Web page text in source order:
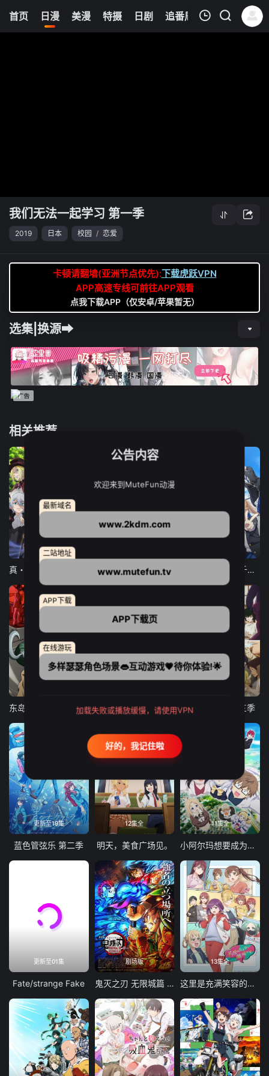
首页 日漫 美漫 特摄 日剧 追番周表 今日更新
8
我们无法一起学习 第一季
2019 日本 校园 / 恋爱
卡顿请翻墙(亚洲节点优先):下载虎跃VPN
APP高速专线可前往APP观看
点我下载APP（仅安卓/苹果暂无）
选集|换源➡
相关推荐
12集全
东京猫猫 NEW～♡ 弹珠汽水瓶里的千岁同学
东岛丹三郎想成为假面骑士 古诺希亚 致不灭的你 第三季
更新至19集
蓝色管弦乐 第二季
12集全
明天，美食广场见。
11集全
小阿尔玛想要成为家人
更新至01集
Fate/strange Fake
剧场版
鬼灭之刃 无限城篇 第一章 猗窝座再袭
13集全
这里是充满笑容的职场。
公告内容
欢迎来到MuteFun动漫
最新域名
www.2kdm.com
二站地址
www.mutefun.tv
APP下载
APP下载页
在线游玩
多样瑟瑟角色场景👄互动游戏💗待你体验!🌟
加载失败或播放缓慢，请使用VPN
好的，我记住啦